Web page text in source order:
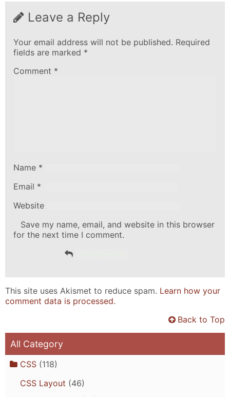
Leave a Reply
Your email address will not be published. Required
fields are marked *
Comment *
Name *
Email *
Website
Save my name, email, and website in this browser
for the next time I comment.
This site uses Akismet to reduce spam. Learn how your
comment data is processed.
Back to Top
All Category
CSS(118)
CSS Layout (46)